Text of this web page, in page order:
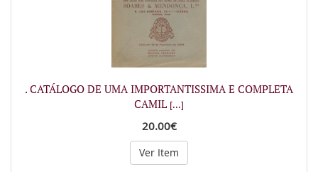
. CATÁLOGO DE UMA IMPORTANTISSIMA E COMPLETA
CAMIL [...]
20.00€
Ver Item